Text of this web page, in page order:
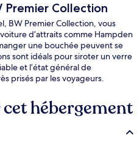
Premier Collection
BW Premier Collection, vous
d’attraits comme Hampden
une bouchée peuvent se
sont idéals pour siroter un verre
et l’état général de
prisés par les voyageurs.
hébergement